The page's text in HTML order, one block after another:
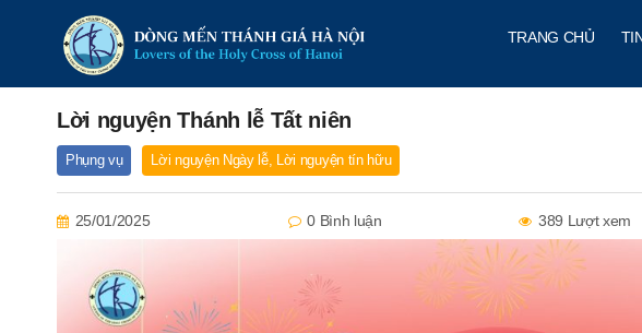
TRANG CHỦ
Lời nguyện Thánh lễ Tất niên
Phụng vụ Lời nguyện Ngày lễ, Lời nguyện tín hữu
25/01/2025 0 Bình luận 389 Lượt xem